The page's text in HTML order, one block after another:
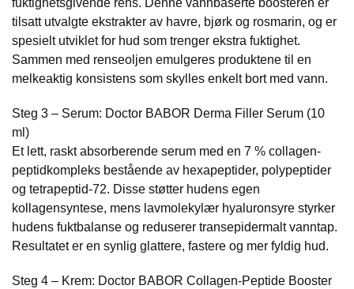
fuktighetsgivende rens. Denne vannbaserte boosteren er
tilsatt utvalgte ekstrakter av havre, bjørk og rosmarin, og er
spesielt utviklet for hud som trenger ekstra fuktighet.
Sammen med renseoljen emulgeres produktene til en
melkeaktig konsistens som skylles enkelt bort med vann.
Steg 3 – Serum: Doctor BABOR Derma Filler Serum (10
ml)
Et lett, raskt absorberende serum med en 7 % collagen-
peptidkompleks bestående av hexapeptider, polypeptider
og tetrapeptid-72. Disse støtter hudens egen
kollagensyntese, mens lavmolekylær hyaluronsyre styrker
hudens fuktbalanse og reduserer transepidermalt vanntap.
Resultatet er en synlig glattere, fastere og mer fyldig hud.
Steg 4 – Krem: Doctor BABOR Collagen-Peptide Booster